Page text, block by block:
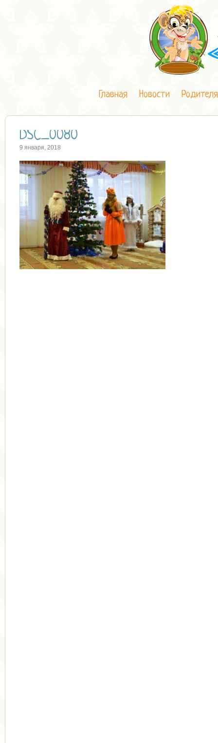
Главная Новости
DSC_0080
9 января, 2018